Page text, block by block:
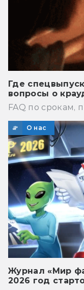
Где
вопросы о
FAQ по срокам,
О нас
Журнал «Мир
2026 год